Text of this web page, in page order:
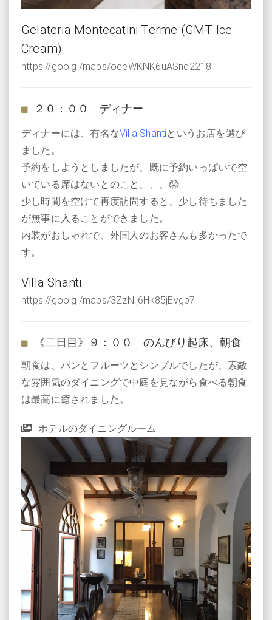
Gelateria Montecatini Terme (GMT Ice
Cream)
https://goo.gl/maps/oceWKNK6uASnd2218
２０：００ ディナー
ディナーには、有名なVilla Shanti というお店を選び
ました。
予約をしようとしましたが、既に予約いっぱいで空
いている席はないとのこと、、、😱
少し時間を空けて再度訪問すると、少し待ちました
が無事に入ることができました。
内装がおしゃれで、外国人のお客さんも多かったで
す。
Villa Shanti
https://goo.gl/maps/3ZzNij6Hk85jEvgb7
《二日目》９：００ のんびり起床、朝食
朝食は、パンとフルーツとシンプルでしたが、素敵
な雰囲気のダイニングで中庭を見ながら食べる朝食
は最高に癒されました。
ホテルのダイニングルーム